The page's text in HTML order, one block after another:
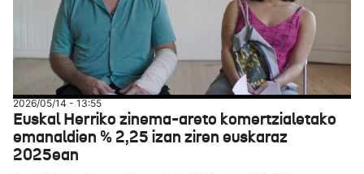
2026/05/14 - 13:55
Euskal Herriko zinema-areto komertzialetako
emanaldien % 2,25 izan ziren euskaraz
2025ean